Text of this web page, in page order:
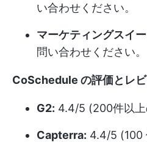
い合わせください。
マーケティングスイ
問い合わせください。
CoSchedule の評価とレ
G2: 4.4/5 (200件以上
Capterra: 4.4/5 (100